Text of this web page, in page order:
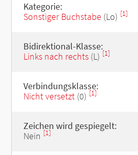
Kategorie:
Sonstiger Buchstabe (Lo) [1]
Bidirektional-Klasse:
Links nach rechts(L) [1]
Verbindungsklasse:
Nicht versetzt(0) [1]
Zeichen wird gespiegelt:
Nein [1]